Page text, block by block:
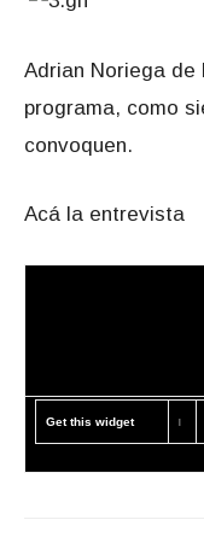
Adrian Noriega de
programa, como
convoquen.
Acá la entrevista
Get this widget